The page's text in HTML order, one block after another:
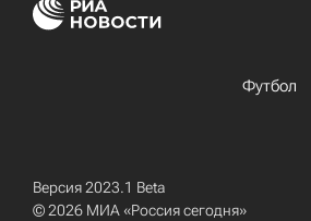
Футбол
Версия 2023.1 Beta
© 2026 МИА «Россия сегодня»